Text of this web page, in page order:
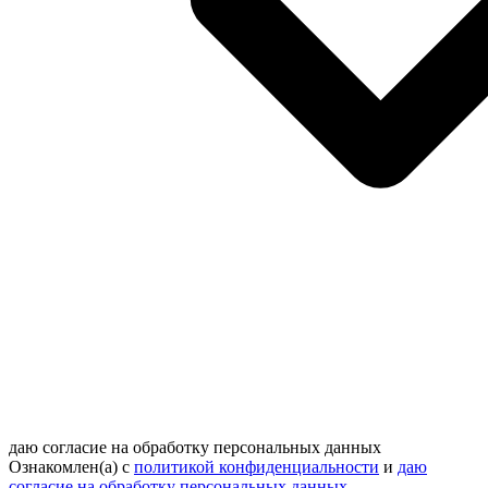
даю согласие на обработку персональных данных
Ознакомлен(а) с политикой конфиденциальности и даю